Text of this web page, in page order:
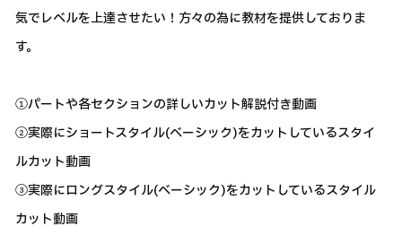
気でレベルを上達させたい！方々の為に教材を提供しておりま
す。
①パートや各セクションの詳しいカット解説付き動画
②実際にショートスタイル(ベーシック)をカットしているスタイ
ルカット動画
③実際にロングスタイル(ベーシック)をカットしているスタイル
カット動画